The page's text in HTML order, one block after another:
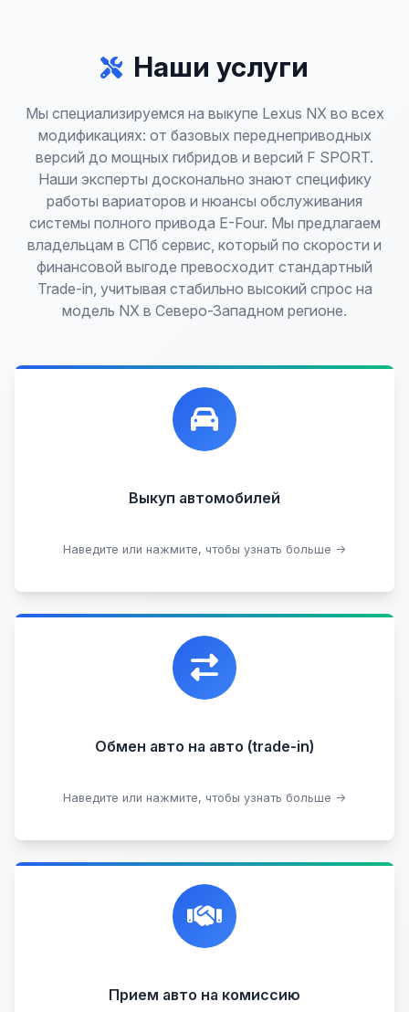
Наши услуги
Мы специализируемся на выкупе Lexus NX во всех
модификациях: от базовых переднеприводных
версий до мощных гибридов и версий F SPORT.
Наши эксперты досконально знают специфику
работы вариаторов и нюансы обслуживания
системы полного привода E-Four. Мы предлагаем
владельцам в СПб сервис, который по скорости и
финансовой выгоде превосходит стандартный
Trade-in, учитывая стабильно высокий спрос на
модель NX в Северо-Западном регионе.
Выкуп автомобилей
Наведите или нажмите, чтобы узнать больше →
Лучшие предложения по выкупу автомобилей,
любых:
Проблемные
Кредитные
В залоге
Узнать стоимость
Обмен авто на авто (trade-in)
Наведите или нажмите, чтобы узнать больше →
Уникальная возможность обменять ваш
автомобиль с доплатой, подобрав вам
подходящий вариант.
Подобрать авто
Прием авто на комиссию
Честная и профессиональная экспертиза, реклама,
переговоры с клиентами, подготовка документов,
сопровождение сделки.
Прием битых авто